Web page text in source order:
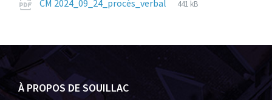
CM 2024_09_24_procès_verbal 441 kB
À PROPOS DE SOUILLAC